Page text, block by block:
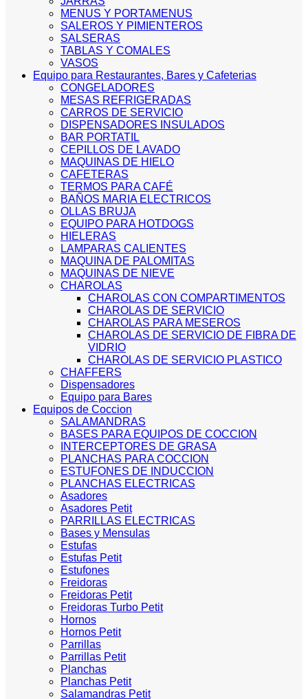
MENUS Y PORTAMENUS
SALEROS Y PIMIENTEROS
SALSERAS
TABLAS Y COMALES
VASOS
Equipo para Restaurantes, Bares y Cafeterias
CONGELADORES
MESAS REFRIGERADAS
CARROS DE SERVICIO
DISPENSADORES INSULADOS
BAR PORTATIL
CEPILLOS DE LAVADO
MAQUINAS DE HIELO
CAFETERAS
TERMOS PARA CAFÉ
BAÑOS MARIA ELECTRICOS
OLLAS BRUJA
EQUIPO PARA HOTDOGS
HIELERAS
LAMPARAS CALIENTES
MAQUINA DE PALOMITAS
MAQUINAS DE NIEVE
CHAROLAS
CHAROLAS CON COMPARTIMENTOS
CHAROLAS DE SERVICIO
CHAROLAS PARA MESEROS
CHAROLAS DE SERVICIO DE FIBRA DE
VIDRIO
CHAROLAS DE SERVICIO PLASTICO
CHAFFERS
Dispensadores
Equipo para Bares
Equipos de Coccion
SALAMANDRAS
BASES PARA EQUIPOS DE COCCION
INTERCEPTORES DE GRASA
PLANCHAS PARA COCCION
ESTUFONES DE INDUCCION
PLANCHAS ELECTRICAS
Asadores
Asadores Petit
PARRILLAS ELECTRICAS
Bases y Mensulas
Estufas
Estufas Petit
Estufones
Freidoras
Freidoras Petit
Freidoras Turbo Petit
Hornos
Hornos Petit
Parrillas
Parrillas Petit
Planchas
Planchas Petit
Salamandras Petit